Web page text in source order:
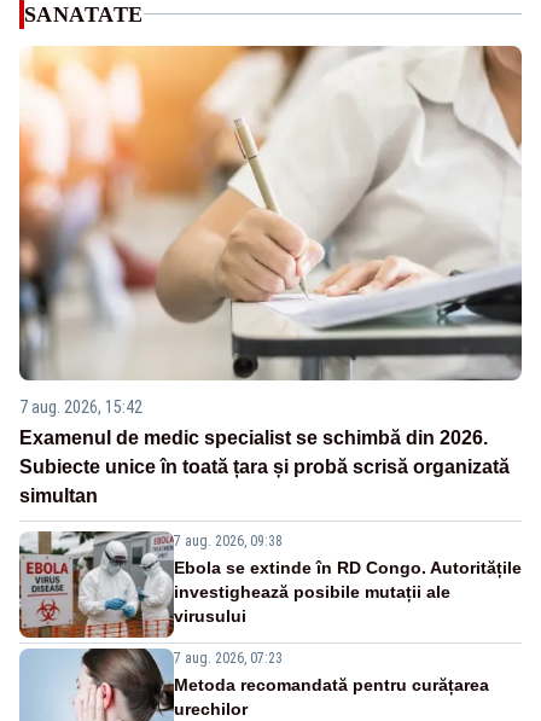
SANATATE
7 aug. 2026, 15:42
Examenul de medic specialist se schimbă din 2026.
Subiecte unice în toată țara și probă scrisă organizată
simultan
7 aug. 2026, 09:38
Ebola se extinde în RD Congo. Autoritățile
investighează posibile mutații ale
virusului
7 aug. 2026, 07:23
Metoda recomandată pentru curățarea
urechilor